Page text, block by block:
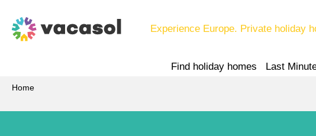
Experience Europe. Private holiday
Find holiday homes Last
Home